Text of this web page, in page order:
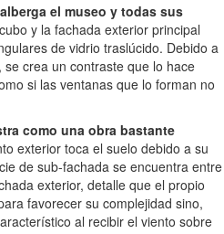
el museo y todas sus
y la fachada exterior principal
de vidrio traslúcido. Debido a
crea un contraste que lo hace
si las ventanas que lo forman no
como una obra bastante
exterior toca el suelo debido a su
de sub-fachada se encuentra entre
exterior, detalle que el propio
favorecer su complejidad sino,
al recibir el viento sobre